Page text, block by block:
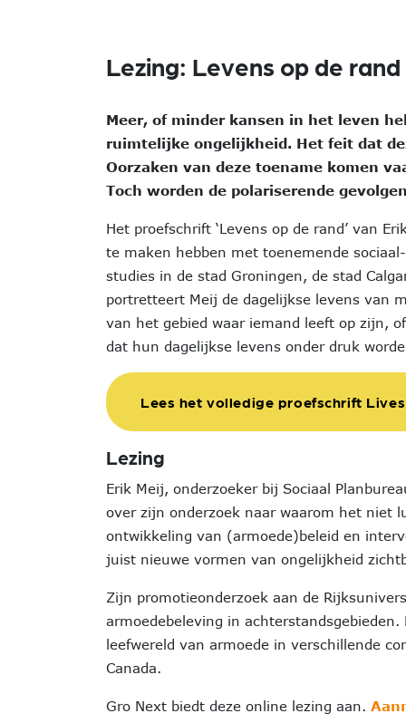
Lezing: Levens op de rand
Meer, of minder kansen in het leven
ruimtelijke ongelijkheid. Het feit dat
Oorzaken van deze toename komen
Toch worden de polariserende
Het proefschrift ‘Levens op de rand’ van
te maken hebben met toenemende
studies in de stad Groningen, de stad
portretteert Meij de dagelijkse levens van
van het gebied waar iemand leeft op zijn,
dat hun dagelijkse levens onder druk
Lees het volledige proefschrift
Lezing
Erik Meij, onderzoeker bij Sociaal
over zijn onderzoek naar waarom het niet
ontwikkeling van (armoede)beleid en
juist nieuwe vormen van ongelijkheid
Zijn promotieonderzoek aan de
armoedebeleving in
leefwereld van armoede in verschillende
Canada.
Gro Next biedt deze online lezing aan.